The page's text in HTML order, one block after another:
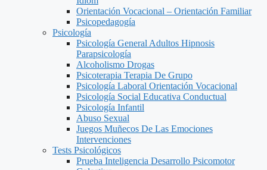
Orientación Vocacional – Orientación Familiar
Psicopedagogía
Psicología
Psicología General Adultos Hipnosis
Parapsicología
Alcoholismo Drogas
Psicoterapia Terapia De Grupo
Psicología Laboral Orientación Vocacional
Psicología Social Educativa Conductual
Psicología Infantil
Abuso Sexual
Juegos Muñecos De Las Emociones
Intervenciones
Tests Psicológicos
Prueba Inteligencia Desarrollo Psicomotor